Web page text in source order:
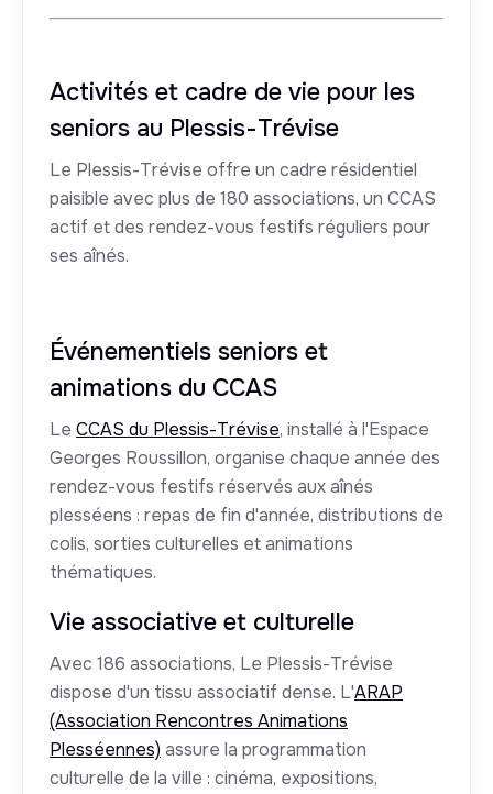
Activités et cadre de vie pour les
seniors au Plessis-Trévise
Le Plessis-Trévise offre un cadre résidentiel
paisible avec plus de 180 associations, un CCAS
actif et des rendez-vous festifs réguliers pour
ses aînés.
Événementiels seniors et
animations du CCAS
Le CCAS du Plessis-Trévise, installé à l'Espace
Georges Roussillon, organise chaque année des
rendez-vous festifs réservés aux aînés
plesséens : repas de fin d'année, distributions de
colis, sorties culturelles et animations
thématiques.
Vie associative et culturelle
Avec 186 associations, Le Plessis-Trévise
dispose d'un tissu associatif dense. L'ARAP
(Association Rencontres Animations
Plesséennes) assure la programmation
culturelle de la ville : cinéma, expositions,